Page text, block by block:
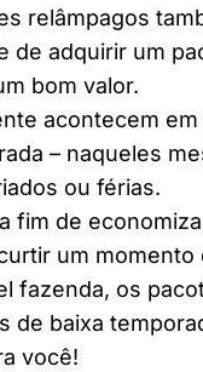
relâmpagos
de adquirir um
bom valor.
acontecem
– naqueles
ou férias.
fim de
um momento
fazenda, os
de baixa
você!